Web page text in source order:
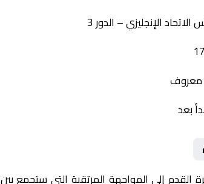
الاتحاد الإنجليزي – الدور 3
معروف
بعد
القدم إلى المواجهة المرتقبة التي ستجمع بين